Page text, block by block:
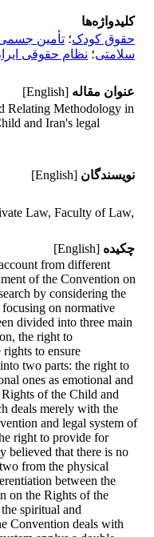
کلیدواژه‌ها
حقوق کودک؛ تأمین
سلامتی؛ نظام حقوقی
عنوان مقاله [English]
Relating Methodology in
and Iran's legal
نویسندگان [English]
Law, Faculty of Law,
چکیده [English]
from different
of the Convention on
by considering the
on normative
divided into three main
the right to
to ensure
two parts: the right to
ones as emotional and
of the Child and
deals merely with the
and legal system of
right to provide for
believed that there is no
from the physical
between the
on the Rights of the
spiritual and
Convention deals with